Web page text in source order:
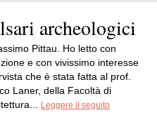
archeologici
Pittau. Ho letto con
e con vivissimo interesse
che è stata fatta al prof.
Laner, della Facoltà di
Leggere il seguito